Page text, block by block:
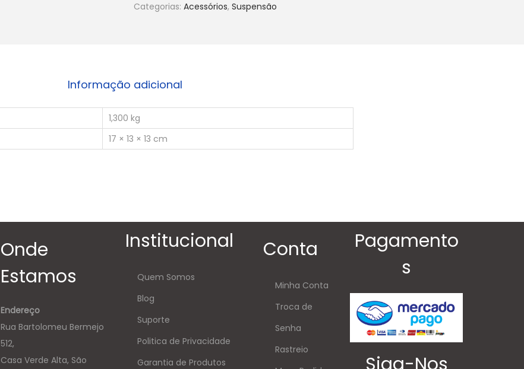
Categorias: Acessórios, Suspensão
Informação adicional
1,300 kg
17 × 13 × 13 cm
Onde
Estamos
Endereço
Rua Bartolomeu Bermejo
512,
Casa Verde Alta, São
Institucional
Quem Somos
Blog
Suporte
Politica de Privacidade
Garantia de Produtos
Conta
Minha Conta
Troca de
Senha
Rastreio
Pagamento
s